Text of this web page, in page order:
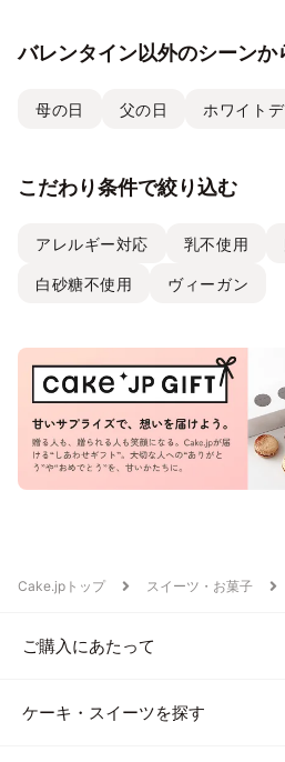
バレンタイン以外のシーンか
母の日 父の日 ホワイト
こだわり条件で絞り込む
アレルギー対応 乳不使用
白砂糖不使用 ヴィーガン
Cake.jpトップ スイーツ・お菓子
ご購入にあたって
ケーキ・スイーツを探す